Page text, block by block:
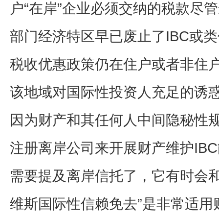
户“在岸”企业必须交纳的税款尽
部门经济特区早已废止了IBC或
税收优惠政策仍在住户或者非住
该地域对国际性投资人充足的诱
因为财产和其任何人中间隐秘性
注册离岸公司来开展财产维护
需要提及离岸信托了，它有时会
维斯国际性信赖免去”是非常适